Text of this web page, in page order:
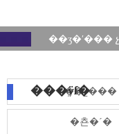
���ÿſ���˾���
�쵼�´�